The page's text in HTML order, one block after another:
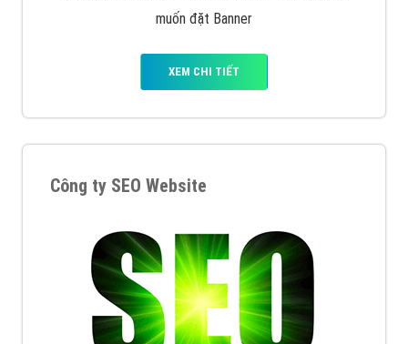
muốn đặt Banner
XEM CHI TIẾT
Công ty SEO Website